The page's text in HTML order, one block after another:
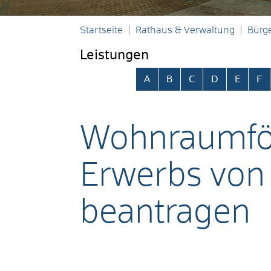
Startseite Rathaus & Verwaltung
Leistungen
Alphabetisches Register
A B C D E F
Erwerbs
beantragen